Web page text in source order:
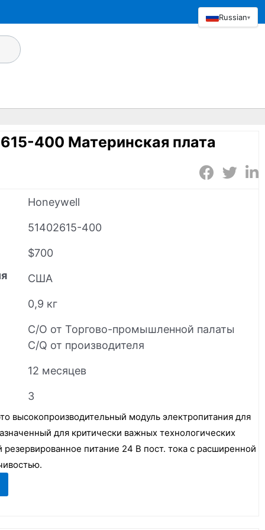
400 Материнская плата
Honeywell
51402615-400
$700
США
0,9 кг
C/O от Торгово-промышленной палаты
C/Q от производителя
12 месяцев
3
высокопроизводительный модуль электропитания для
для критически важных технологических
питание 24 В пост. тока с расширенной
Russian▾